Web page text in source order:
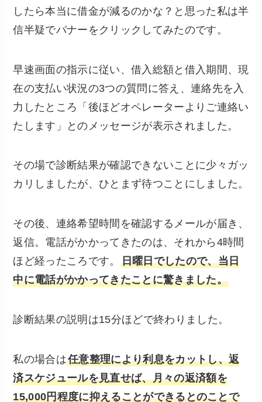
したら本当に借金が減るのかな？と思った私は半
信半疑でバナーをクリックしてみたのです。
早速画面の指示に従い、借入総額と借入期間、現
在の支払い状況の3つの質問に答え、連絡先を入
力したところ「後ほどオペレーターよりご連絡い
たします」とのメッセージが表示されました。
その場で診断結果が確認できないことに少々ガッ
カリしましたが、ひとまず待つことにしました。
その後、連絡希望時間を確認するメールが届き、
返信。電話がかかってきたのは、それから4時間
ほど経ったころです。 日曜日でしたので、当日
中に電話がかかってきたことに驚きました。
診断結果の説明は15分ほどで終わりました。
私の場合は任意整理により利息をカットし、返
済スケジュールを見直せば、月々の返済額を
15,000円程度に抑えることができるとのことで